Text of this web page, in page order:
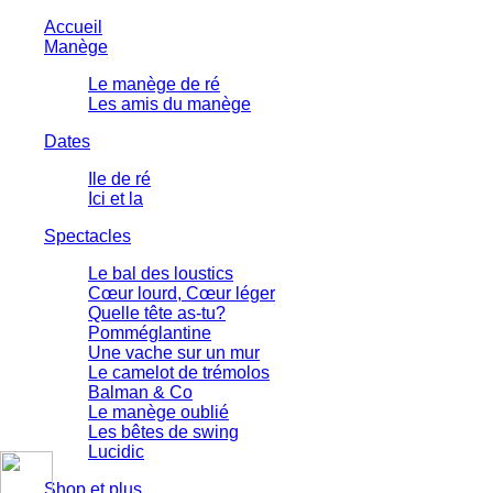
Accueil
Manège
Le manège de ré
Les amis du manège
Dates
Ile de ré
Ici et la
Spectacles
Le bal des loustics
Cœur lourd, Cœur léger
Quelle tête as-tu?
Pomméglantine
Une vache sur un mur
Le camelot de trémolos
Balman & Co
Le manège oublié
Les bêtes de swing
Lucidic
Shop et plus